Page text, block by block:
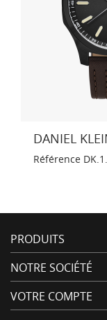
DANIEL
Référence
PRODUITS
NOTRE SOCIÉTÉ
VOTRE COMPTE